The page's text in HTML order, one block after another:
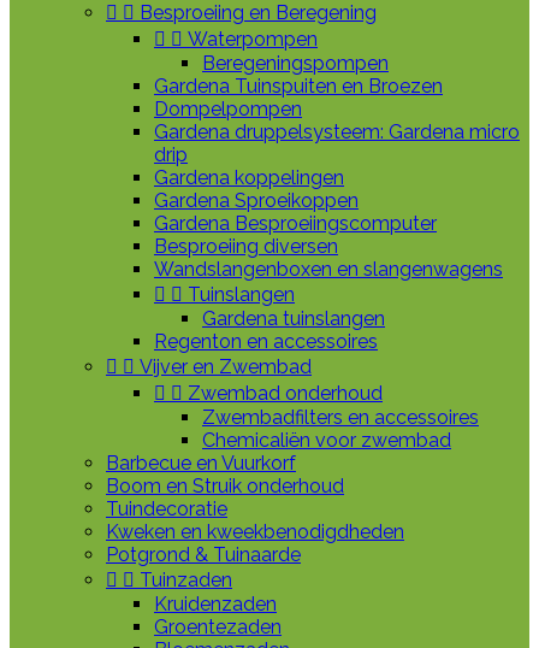
  Besproeiing en Beregening
  Waterpompen
Beregeningspompen
Gardena Tuinspuiten en Broezen
Dompelpompen
Gardena druppelsysteem: Gardena micro
drip
Gardena koppelingen
Gardena Sproeikoppen
Gardena Besproeiingscomputer
Besproeiing diversen
Wandslangenboxen en slangenwagens
  Tuinslangen
Gardena tuinslangen
Regenton en accessoires
  Vijver en Zwembad
  Zwembad onderhoud
Zwembadfilters en accessoires
Chemicaliën voor zwembad
Barbecue en Vuurkorf
Boom en Struik onderhoud
Tuindecoratie
Kweken en kweekbenodigdheden
Potgrond & Tuinaarde
  Tuinzaden
Kruidenzaden
Groentezaden